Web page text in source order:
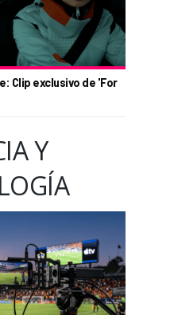
Clip exclusivo de 'For
Y